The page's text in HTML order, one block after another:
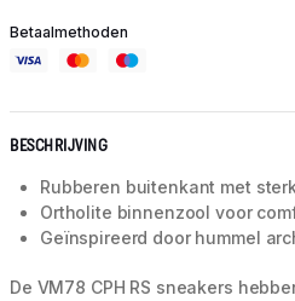
Betaalmethoden
BESCHRIJVING
Rubberen buitenkant met
Ortholite binnenzool voor
Geïnspireerd door hummel
De VM78 CPH RS sneakers